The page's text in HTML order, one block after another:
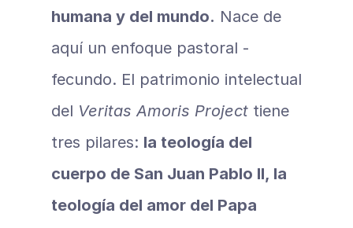
humana y del mundo. Nace de
aquí un enfoque pastoral ­
fecundo. El patrimonio intelectual
del Veritas Amoris Project tiene
tres pilares: la teología del
cuerpo de San Juan Pablo II, la
teología del amor del Papa